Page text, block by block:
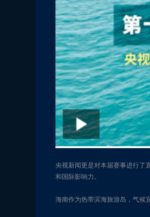
央视新闻更是对本届赛事进行了
和国际影响力。
海南作为热带滨海旅游岛，气候